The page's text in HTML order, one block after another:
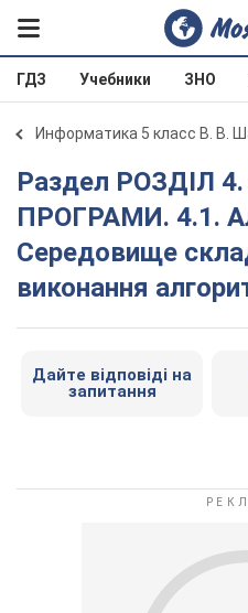
ГДЗ Учебники ЗНО
Информатика 5 класс В. В.
Раздел РОЗДІЛ 4. АЛГОРИТМИ І
ПРОГРАМИ. 4.1.
Середовище
виконання
Дайте відповіді на
запитання